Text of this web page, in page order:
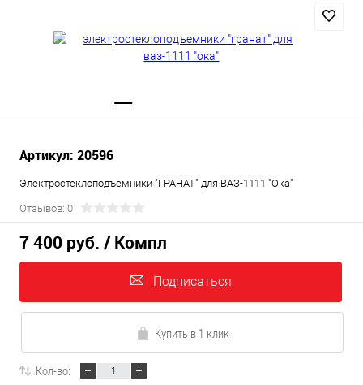
Артикул: 20596
Электростеклоподъемники "ГРАНАТ" для ВАЗ-1111 "Ока"
Отзывов: 0
7 400 руб. / Компл
Подписаться
Купить в 1 клик
Кол-во: